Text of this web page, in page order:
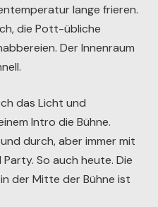
lange frieren.
die Pott-übliche
Der Innenraum
das Licht und
Intro die Bühne.
durch, aber immer mit
So auch heute. Die
der Mitte der Bühne ist